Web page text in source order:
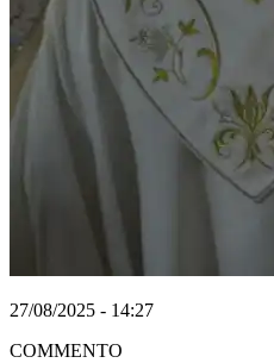
27/08/2025 - 14:27
COMMENTO